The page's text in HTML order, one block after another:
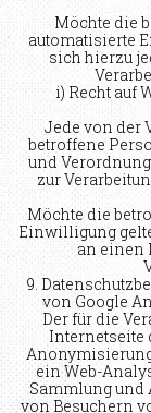
Möchte die
automatisierte
sich hierzu
i) Recht auf
Jede von der
betroffene
und
zur
Möchte die
Einwilligung
an einen
9.
von Google
Der für die
Internetseite
ein Web-
Sammlung und
von Besuchern